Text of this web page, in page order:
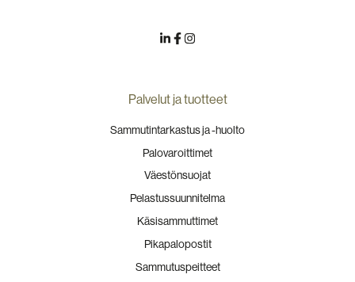
Palvelut ja tuotteet
Sammutintarkastus ja -huolto
Palovaroittimet
Väestönsuojat
Pelastussuunnitelma
Käsisammuttimet
Pikapalopostit
Sammutuspeitteet